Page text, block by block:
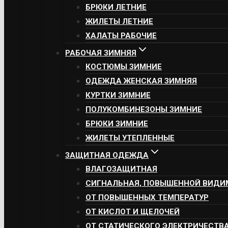
БРЮКИ ЛЕТНИЕ
ЖИЛЕТЫ ЛЕТНИЕ
ХАЛАТЫ РАБОЧИЕ
РАБОЧАЯ ЗИМНЯЯ
КОСТЮМЫ ЗИМНИЕ
ОДЕЖДА ЖЕНСКАЯ ЗИМНЯЯ
КУРТКИ ЗИМНИЕ
ПОЛУКОМБИНЕЗОНЫ ЗИМНИЕ
БРЮКИ ЗИМНИЕ
ЖИЛЕТЫ УТЕПЛЕННЫЕ
ЗАЩИТНАЯ ОДЕЖДА
ВЛАГОЗАЩИТНАЯ
СИГНАЛЬНАЯ, ПОВЫШЕННОЙ
ОТ ПОВЫШЕННЫХ ТЕМПЕРАТУР
ОТ КИСЛОТ И ЩЕЛОЧЕЙ
ОТ СТАТИЧЕСКОГО